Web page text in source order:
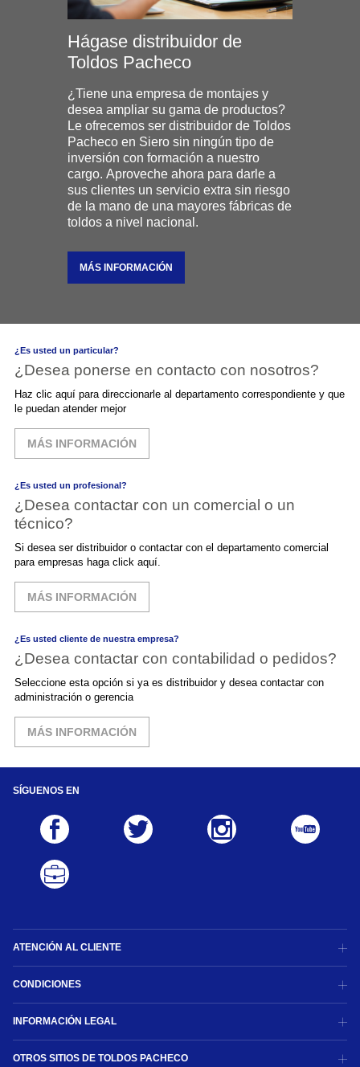
Hágase distribuidor de
Toldos Pacheco
¿Tiene una empresa de montajes y
desea ampliar su gama de productos?
Le ofrecemos ser distribuidor de Toldos
Pacheco en Siero sin ningún tipo de
inversión con formación a nuestro
cargo. Aproveche ahora para darle a
sus clientes un servicio extra sin riesgo
de la mano de una mayores fábricas de
toldos a nivel nacional.
MÁS INFORMACIÓN
¿Es usted un particular?
¿Desea ponerse en contacto con nosotros?
Haz clic aquí para direccionarle al departamento correspondiente y que
le puedan atender mejor
MÁS INFORMACIÓN
¿Es usted un profesional?
¿Desea contactar con un comercial o un
técnico?
Si desea ser distribuidor o contactar con el departamento comercial
para empresas haga click aquí.
MÁS INFORMACIÓN
¿Es usted cliente de nuestra empresa?
¿Desea contactar con contabilidad o pedidos?
Seleccione esta opción si ya es distribuidor y desea contactar con
administración o gerencia
MÁS INFORMACIÓN
SÍGUENOS EN
ATENCIÓN AL CLIENTE
CONDICIONES
INFORMACIÓN LEGAL
OTROS SITIOS DE TOLDOS PACHECO